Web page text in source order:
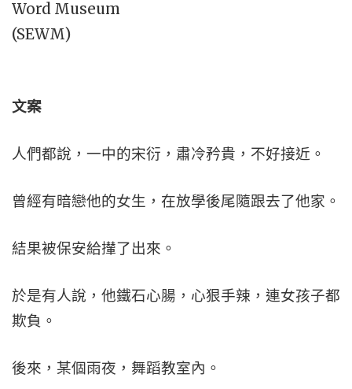
文案
人們都說，一中的宋衍，肅冷矜貴，不好接近。
曾經有暗戀他的女生，在放學後尾隨跟去了他家。
結果被保安給攆了出來。
於是有人說，他鐵石心腸，心狠手辣，連女孩子都
欺負。
後來，某個雨夜，舞蹈教室內。